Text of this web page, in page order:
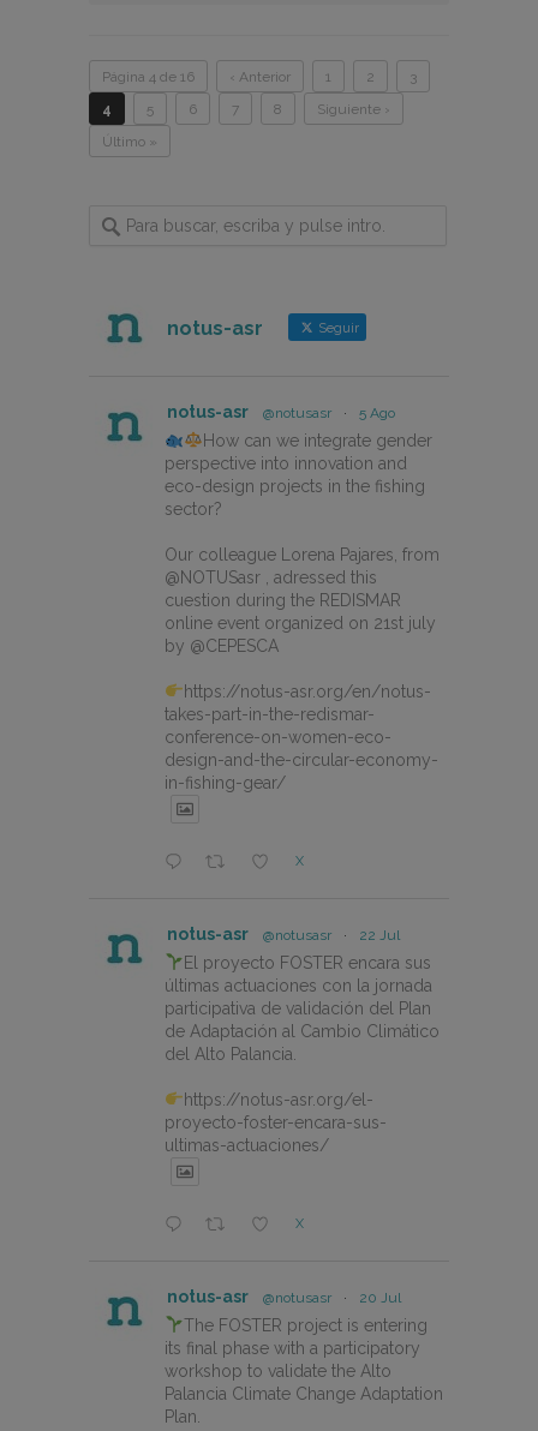
Página 4 de 16 ‹ Anterior 1 2
3
4
5 6 7 8
Siguiente ›
Último »
notus-asr Seguir
notus-asr @notusasr · 5 Ago
How can we integrate gender
perspective into innovation and
eco-design projects in the fishing
sector?
Our colleague Lorena Pajares, from
@NOTUSasr , adressed this
cuestion during the REDISMAR
online event organized on 21st july
by @CEPESCA
https://notus-asr.org/en/notus-
takes-part-in-the-redismar-
conference-on-women-eco-
design-and-the-circular-economy-
in-fishing-gear/
X
notus-asr @notusasr · 22 Jul
El proyecto FOSTER encara sus
últimas actuaciones con la jornada
participativa de validación del Plan
de Adaptación al Cambio Climático
del Alto Palancia.
https://notus-asr.org/el-
proyecto-foster-encara-sus-
ultimas-actuaciones/
X
notus-asr @notusasr · 20 Jul
The FOSTER project is entering
its final phase with a participatory
workshop to validate the Alto
Palancia Climate Change Adaptation
Plan.